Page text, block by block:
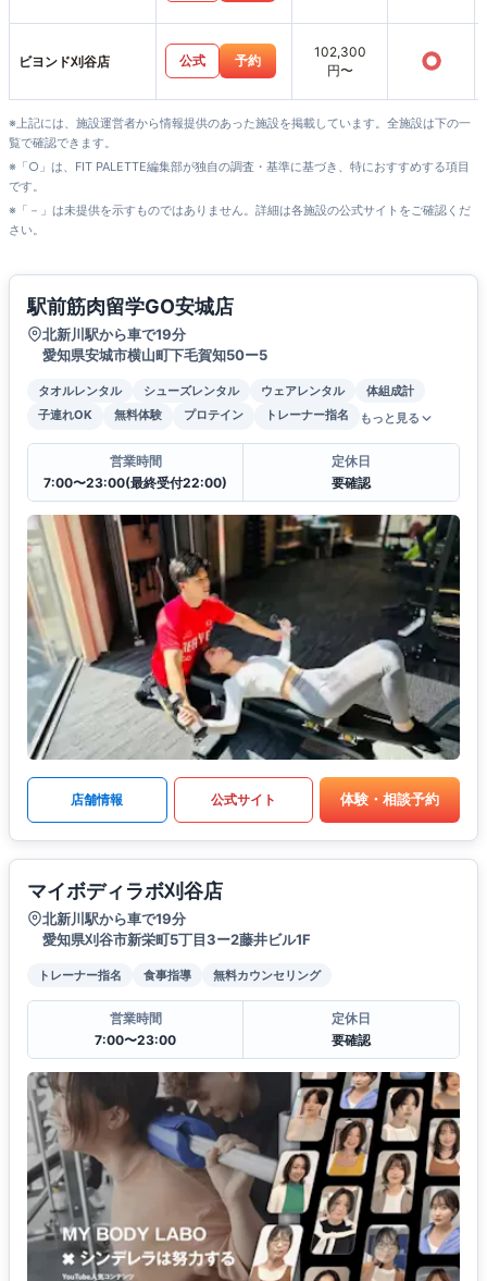
ビヨンド刈谷店 公式 予約
102,300
円〜
○
※上記には、施設運営者から情報提供のあった施設を掲載しています。全施設は下の一
覧で確認できます。
※「○」は、FIT PALETTE編集部が独自の調査・基準に基づき、特におすすめする項目
です。
※「－」は未提供を示すものではありません。詳細は各施設の公式サイトをご確認くだ
さい。
駅前筋肉留学GO安城店
北新川駅から車で19分
愛知県安城市横山町下毛賀知50ー5
タオルレンタル シューズレンタル ウェアレンタル
体組成計
子連れOK
無料体験 プロテイン トレーナー指名 もっと見る
営業時間
7:00〜23:00(最終受付22:00)
定休日
要確認
店舗情報 公式サイト 体験・相談予約
マイボディラボ刈谷店
北新川駅から車で19分
愛知県刈谷市新栄町5丁目3ー2藤井ビル1F
トレーナー指名 食事指導 無料カウンセリング
営業時間
7:00〜23:00
定休日
要確認